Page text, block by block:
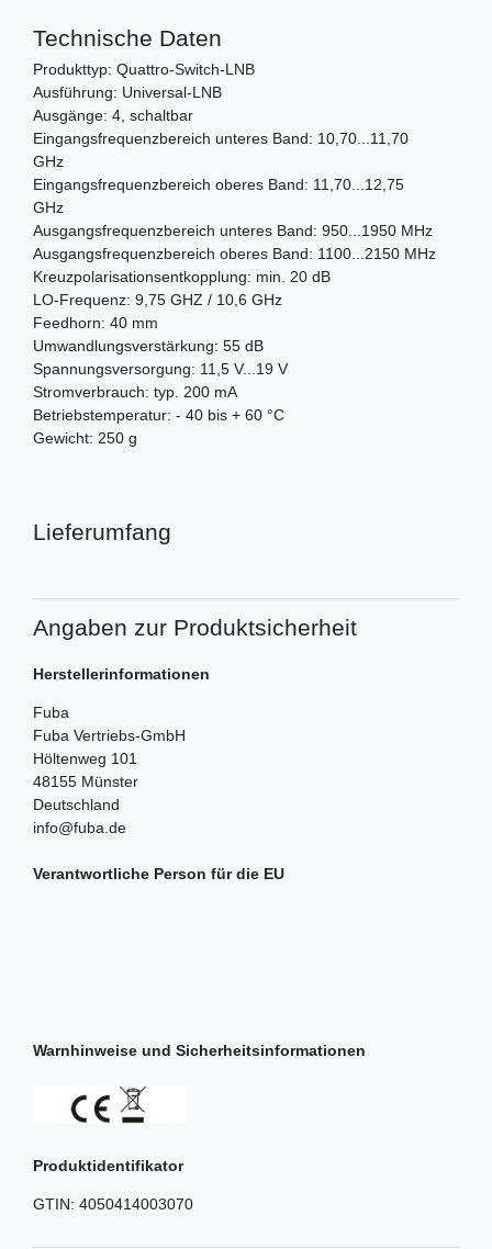
Technische Daten
Produkttyp: Quattro-Switch-LNB
Ausführung: Universal-LNB
Ausgänge: 4, schaltbar
Eingangsfrequenzbereich unteres Band: 10,70...11,70
GHz
Eingangsfrequenzbereich oberes Band: 11,70...12,75
GHz
Ausgangsfrequenzbereich unteres Band: 950...1950 MHz
Ausgangsfrequenzbereich oberes Band: 1100...2150 MHz
Kreuzpolarisationsentkopplung: min. 20 dB
LO-Frequenz: 9,75 GHZ / 10,6 GHz
Feedhorn: 40 mm
Umwandlungsverstärkung: 55 dB
Spannungsversorgung: 11,5 V...19 V
Stromverbrauch: typ. 200 mA
Betriebstemperatur: - 40 bis + 60 °C
Gewicht: 250 g
Lieferumfang
Angaben zur Produktsicherheit
Herstellerinformationen
Fuba
Fuba Vertriebs-GmbH
Höltenweg 101
48155 Münster
Deutschland
info@fuba.de
Verantwortliche Person für die EU
Warnhinweise und Sicherheitsinformationen
Produktidentifikator
GTIN: 4050414003070